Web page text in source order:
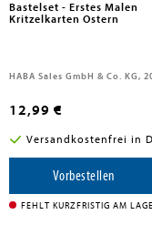
Bastelset - Erstes Malen
Kritzelkarten Ostern
HABA Sales GmbH & Co. KG,
12,99 €
Versandkostenfrei in
Vorbestellen
FEHLT KURZFRISTIG AM